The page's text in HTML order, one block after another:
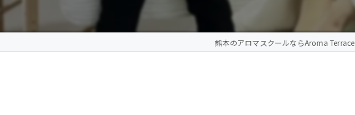
KACセラピスト
クリニークアロマ リンパドレナージュコース熊本のアロマスクールならAroma Terrace